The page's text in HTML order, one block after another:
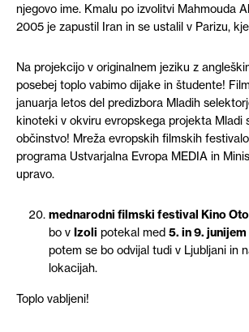
njegovo ime. Kmalu po izvolitvi Mahmouda
2005 je zapustil Iran in se ustalil v Parizu,
Na projekcijo v originalnem jeziku z
posebej toplo vabimo dijake in študente!
januarja letos del predizbora Mladih
kinoteki v okviru evropskega projekta Mladi
občinstvo! Mreža evropskih filmskih
programa Ustvarjalna Evropa MEDIA in
upravo.
mednarodni filmski festival Kino
bo v Izoli potekal med 5. in 9.
potem se bo odvijal tudi v Ljubljani in
lokacijah.
Toplo vabljeni!